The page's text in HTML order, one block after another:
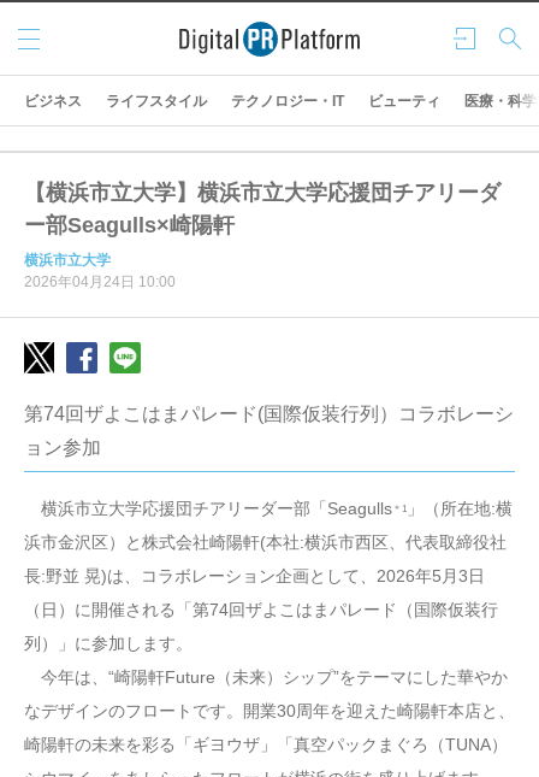
ログ
イン
検索
メニ
ュー
ビジネス ライフスタイル テクノロジー・IT ビューティ 医療・科学
【横浜市立大学】横浜市立大学応援団チアリーダ
ー部Seagulls×崎陽軒
横浜市立大学
2026年04月24日 10:00
第74回ザよこはまパレード(国際仮装行列）コラボレーシ
ョン参加
横浜市立大学応援団チアリーダー部「Seagulls ＊1 」（所在地:横
浜市金沢区）と株式会社崎陽軒(本社:横浜市西区、代表取締役社
長:野並 晃)は、コラボレーション企画として、2026年5月3日
（日）に開催される「第74回ザよこはまパレード（国際仮装行
列）」に参加します。
今年は、“崎陽軒Future（未来）シップ”をテーマにした華やか
なデザインのフロートです。開業30周年を迎えた崎陽軒本店と、
崎陽軒の未来を彩る「ギヨウザ」「真空パックまぐろ（TUNA）